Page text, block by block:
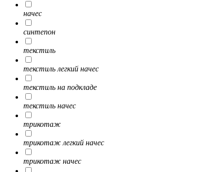
начес
синтепон
текстиль
текстиль легкий начес
текстиль на подкладе
текстиль начес
трикотаж
трикотаж легкий начес
трикотаж начес